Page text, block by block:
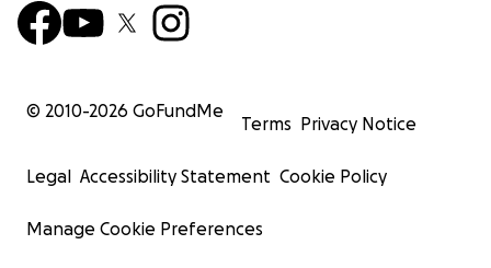
© 2010-2026 GoFundMe
Terms Privacy Notice
Legal Accessibility Statement Cookie Policy
Manage Cookie Preferences